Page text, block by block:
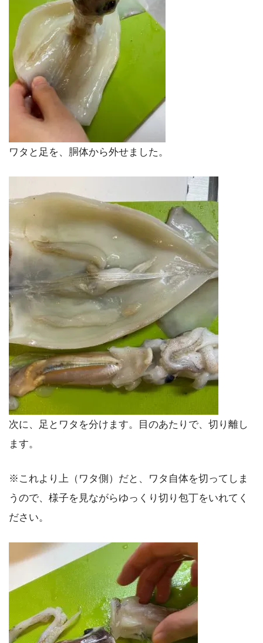
ワタと足を、胴体から外せました。
次に、足とワタを分けます。目のあたりで、切り離し
ます。
※これより上（ワタ側）だと、ワタ自体を切ってしま
うので、様子を見ながらゆっくり切り包丁をいれてく
ださい。